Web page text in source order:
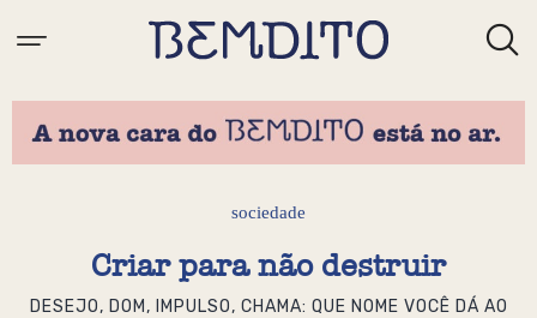
sociedade
Criar para não destruir
DESEJO, DOM, IMPULSO, CHAMA: QUE NOME VOCÊ DÁ AO